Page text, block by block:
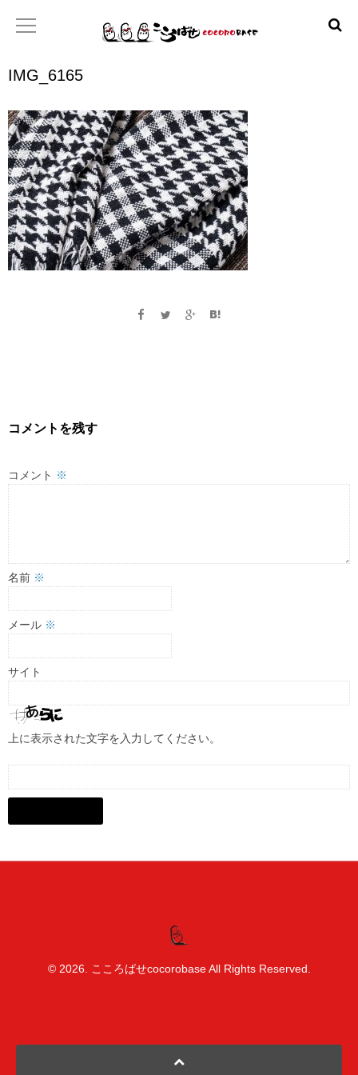
こころばせ
製品
お店
IMG_6165
コメントを残す
コメント ※
名前 ※
メール ※
サイト
上に表示された文字を入力してください。
© 2026. こころばせcocorobase All Rights Reserved.